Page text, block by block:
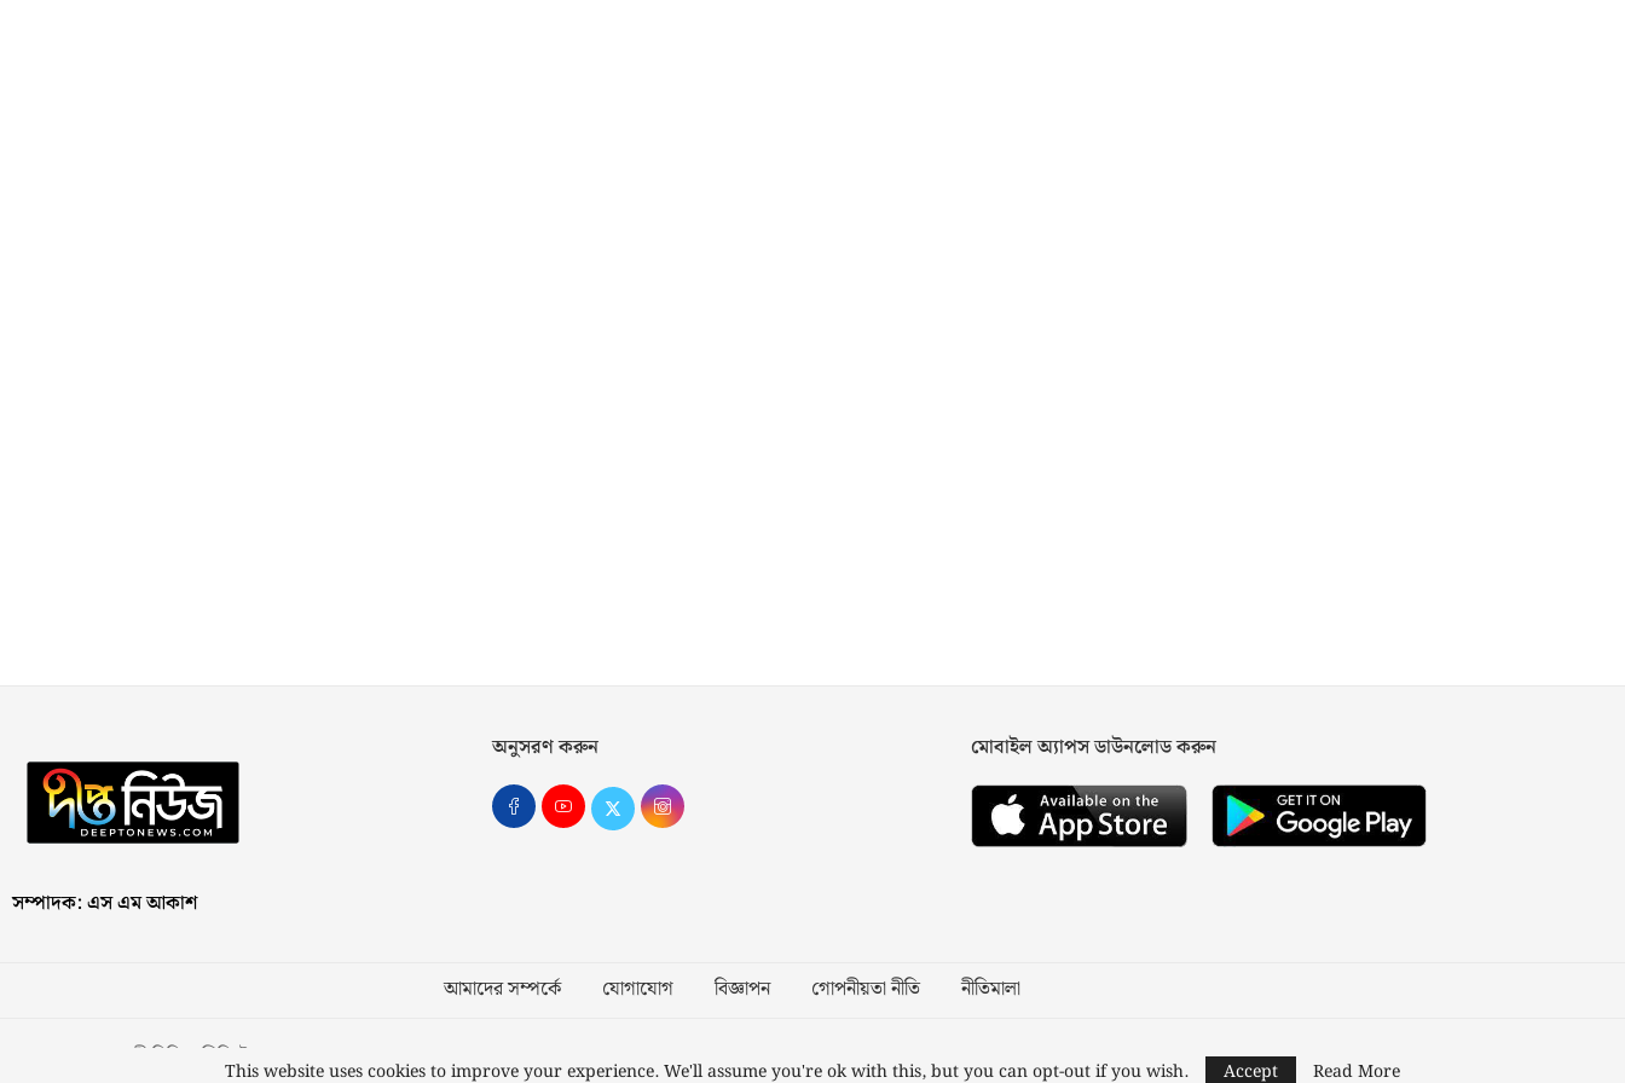
সম্পাদক: এস এম আকাশ
অনুসরণ করুন মোবাইল অ্যাপস ডাউনলোড করুন
আমাদের সম্পর্কে যোগাযোগ বিজ্ঞাপন গোপনীয়তা নীতি নীতিমালা
স্বত্ব © ২০২৩ কাজী মিডিয়া লিমিটেড Designed and Developed byNusratech Pte Ltd.
This website uses cookies to improve your experience. We'll assume you're ok with this, but you can opt-out if you wish. Accept Read More